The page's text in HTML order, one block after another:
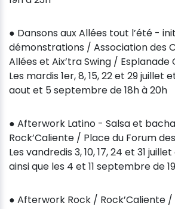
● Dansons aux Allées tout l’été -
démonstrations / Association des
Allées et Aix’tra Swing / Esplanade
Les mardis 1er, 8, 15, 22 et 29 juillet
aout et 5 septembre de 18h à 20h
● Afterwork Latino - Salsa et
Rock’Caliente / Place du Forum
Les vandredis 3, 10, 17, 24 et 31
ainsi que les 4 et 11 septembre de
● Afterwork Rock / Rock’Caliente